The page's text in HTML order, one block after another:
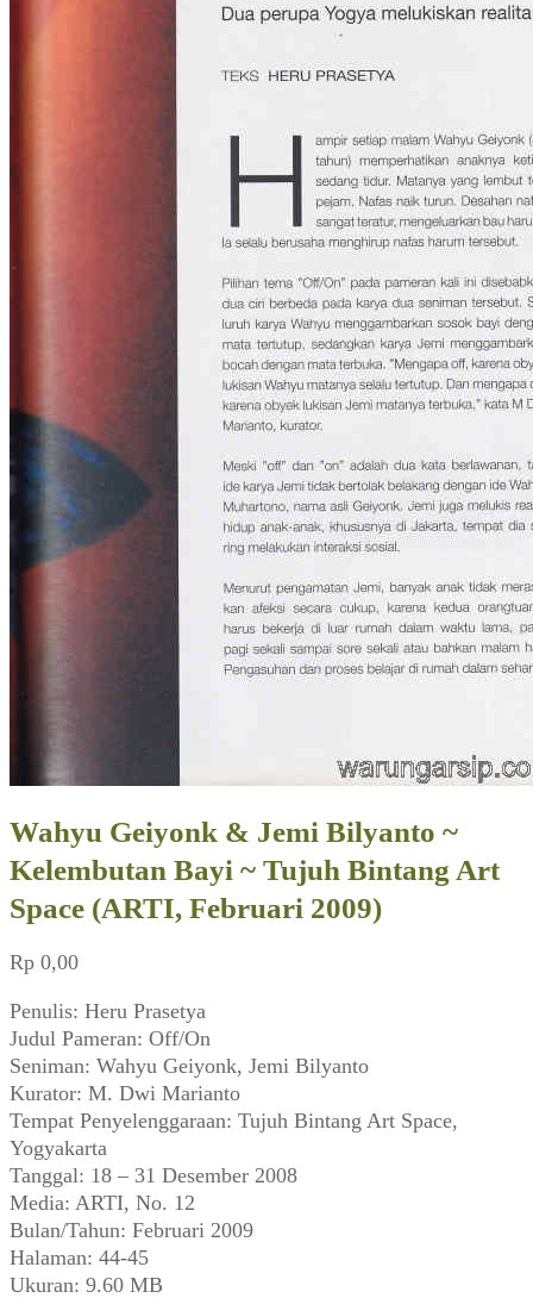
Wahyu Geiyonk & Jemi Bilyanto ~
Kelembutan Bayi ~ Tujuh Bintang Art
Space (ARTI, Februari 2009)
Rp 0,00
Penulis: Heru Prasetya
Judul Pameran: Off/On
Seniman: Wahyu Geiyonk, Jemi Bilyanto
Kurator: M. Dwi Marianto
Tempat Penyelenggaraan: Tujuh Bintang Art Space,
Yogyakarta
Tanggal: 18 – 31 Desember 2008
Media: ARTI, No. 12
Bulan/Tahun: Februari 2009
Halaman: 44-45
Ukuran: 9.60 MB